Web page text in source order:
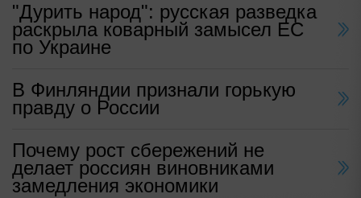
"Дурить народ": русская разведка
раскрыла коварный замысел ЕС
по Украине
В Финляндии признали горькую
правду о России
Почему рост сбережений не
делает россиян виновниками
замедления экономики